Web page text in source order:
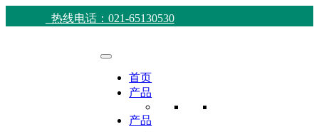
热线电话：021-65130530
首页
产品
产品